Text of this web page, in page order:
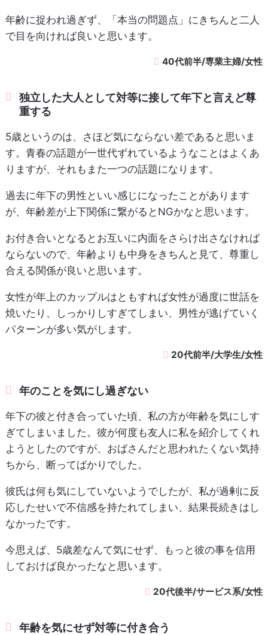
年齢に捉われ過ぎず、「本当の問題点」にきちんと二人
で目を向ければ良いと思います。
40代前半/専業主婦/女性
独立した大人として対等に接して年下と言えど尊
重する
5歳というのは、さほど気にならない差であると思いま
す。青春の話題が一世代ずれているようなことはよくあ
りますが、それもまた一つの話題になります。
過去に年下の男性といい感じになったことがあります
が、年齢差が上下関係に繋がるとNGかなと思います。
お付き合いとなるとお互いに内面をさらけ出さなければ
ならないので、年齢よりも中身をきちんと見て、尊重し
合える関係が良いと思います。
女性が年上のカップルはともすれば女性が過度に世話を
焼いたり、しっかりしすぎてしまい、男性が逃げていく
パターンが多い気がします。
20代前半/大学生/女性
年のことを気にし過ぎない
年下の彼と付き合っていた頃、私の方が年齢を気にしす
ぎてしまいました。彼が何度も友人に私を紹介してくれ
ようとしたのですが、おばさんだと思われたくない気持
ちから、断ってばかりでした。
彼氏は何も気にしていないようでしたが、私が過剰に反
応したせいで不信感を持たれてしまい、結果長続きはし
なかったです。
今思えば、5歳差なんて気にせず、もっと彼の事を信用
しておけば良かったなと思います。
20代後半/サービス系/女性
年齢を気にせず対等に付き合う